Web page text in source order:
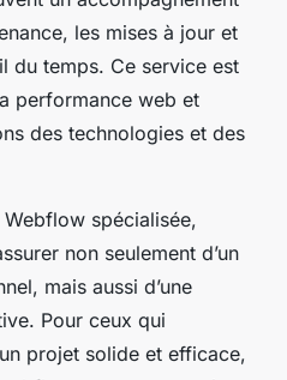
les mises à jour et
du temps. Ce service est
performance web et
des technologies et des
spécialisée,
non seulement d’un
mais aussi d’une
Pour ceux qui
projet solide et efficace,